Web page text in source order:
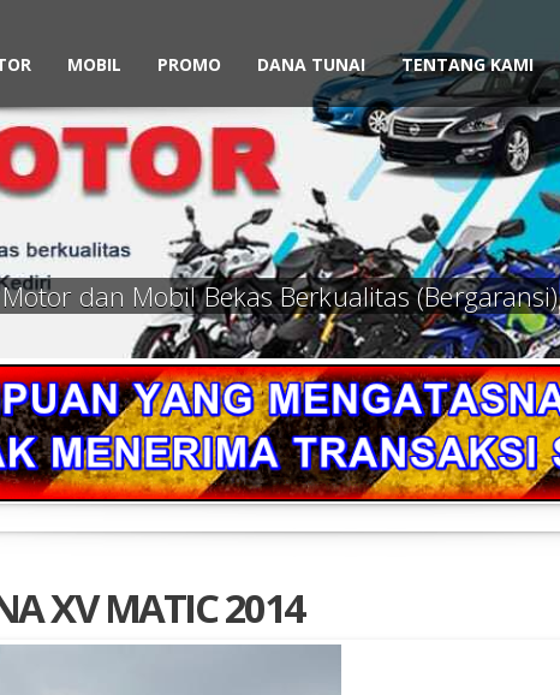
MOBIL PROMO DANA TUNAI TENTANG KAMI
dan Mobil Bekas Berkualitas (Bergaransi)
XV MATIC 2014